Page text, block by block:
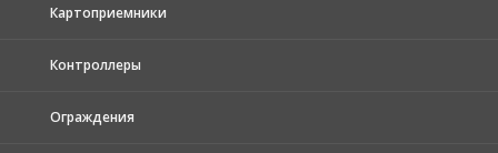
Картоприемники
Контроллеры
Ограждения